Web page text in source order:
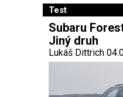
Test
Subaru
Jiný druh
Lukáš Dittrich